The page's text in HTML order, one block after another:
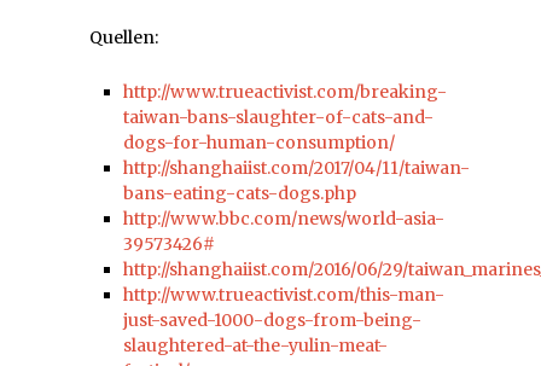
Quellen:
http://www.trueactivist.com/breaking-
taiwan-bans-slaughter-of-cats-and-
dogs-for-human-consumption/
http://shanghaiist.com/2017/04/11/taiwan-
bans-eating-cats-dogs.php
http://www.bbc.com/news/world-asia-
39573426#
http://shanghaiist.com/2016/06/29/
http://www.trueactivist.com/this-man-
just-saved-1000-dogs-from-being-
slaughtered-at-the-yulin-meat-